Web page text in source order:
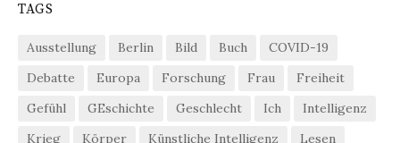
TAGS
Ausstellung Berlin Bild Buch
COVID-19
Debatte
Europa Forschung Frau
Freiheit
Gefühl
GEschichte Geschlecht Ich
Intelligenz
Krieg
Körper Künstliche Intelligenz Lesen